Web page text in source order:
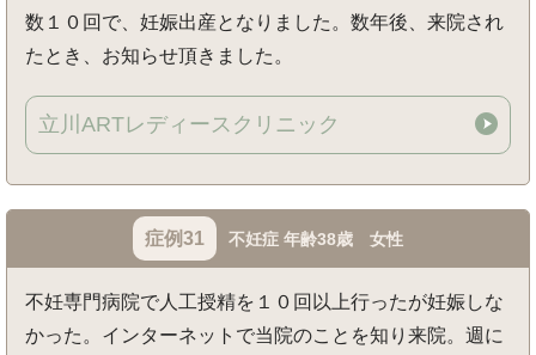
数１０回で、妊娠出産となりました。数年後、来院され
たとき、お知らせ頂きました。
立川ARTレディースクリニック
症例31 不妊症 年齢38歳 女性
不妊専門病院で人工授精を１０回以上行ったが妊娠しな
かった。インターネットで当院のことを知り来院。週に